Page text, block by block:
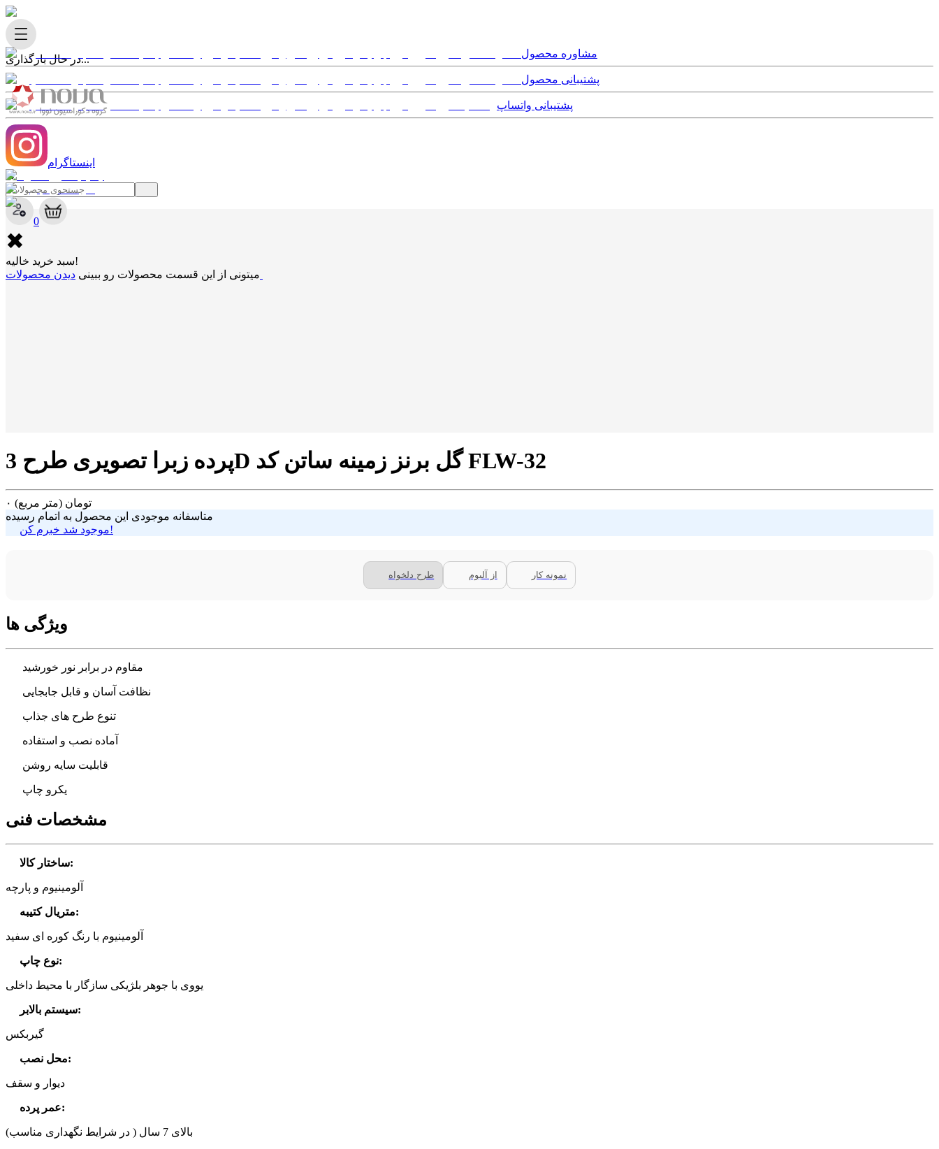
در حال بارگذاری...
✖
0
✖
سبد خرید خالیه!
میتونی از این قسمت محصولات رو ببینی
مشاوره محصول
پشتیبانی محصول
پشتیبانی واتساپ
اینستاگرام
پرده زبرا تصویری طرح 3D گل برنز زمینه ساتن کد FLW-32
۰ تومان (متر مربع)
متاسفانه موجودی این محصول به اتمام رسیده
موجود شد خبرم کن!
طرح دلخواه از آلبوم نمونه کار
ویژگی ها
مقاوم در برابر نور خورشید
نظافت آسان و قابل جابجایی
تنوع طرح های جذاب
آماده نصب و استفاده
قابلیت سایه روشن
یکرو چاپ
مشخصات فنی
ساختار کالا:
آلومینیوم و پارچه
متریال کتیبه:
آلومینیوم با رنگ کوره ای سفید
نوع چاپ:
یووی با جوهر بلژیکی سازگار با محیط داخلی
سیستم بالابر:
گیربکس
محل نصب:
دیوار و سقف
عمر پرده:
بالای 7 سال ( در شرایط نگهداری مناسب)